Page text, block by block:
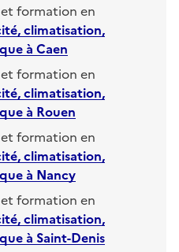
formation en
climatisation,
à Caen
formation en
climatisation,
à Rouen
formation en
climatisation,
à Nancy
formation en
climatisation,
à Saint-Denis